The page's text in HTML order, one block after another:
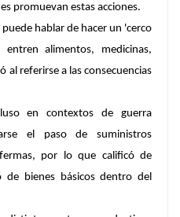
promuevan estas acciones.
hablar de hacer un 'cerco
alimentos, medicinas,
al referirse a las consecuencias
en contextos de guerra
el paso de suministros
por lo que calificó de
de bienes básicos dentro del